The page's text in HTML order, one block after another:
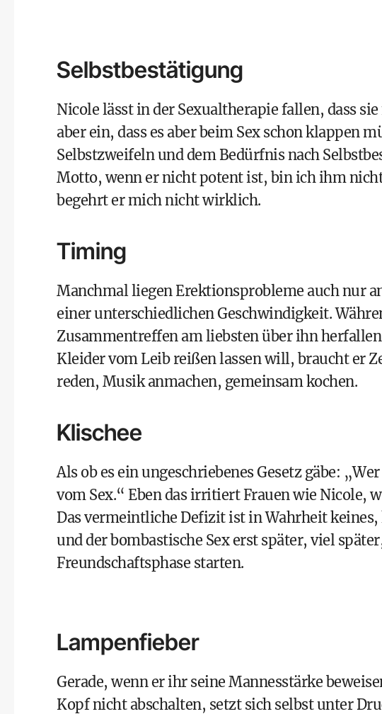
Selbstbestätigung
Nicole lässt in der Sexualtherapie fallen, dass
aber ein, dass es aber beim Sex schon klappen
Selbstzweifeln und dem Bedürfnis nach
Motto, wenn er nicht potent ist, bin ich ihm
begehrt er mich nicht wirklich.
Timing
Manchmal liegen Erektionsprobleme auch nur
einer unterschiedlichen Geschwindigkeit.
Zusammentreffen am liebsten über ihn
Kleider vom Leib reißen lassen will, braucht er
reden, Musik anmachen, gemeinsam kochen.
Klischee
Als ob es ein ungeschriebenes Gesetz gäbe:
vom Sex.“ Eben das irritiert Frauen wie Nicole,
Das vermeintliche Defizit ist in Wahrheit keines,
und der bombastische Sex erst später, viel
Freundschaftsphase starten.
Lampenfieber
Gerade, wenn er ihr seine Mannesstärke
Kopf nicht abschalten, setzt sich selbst unter